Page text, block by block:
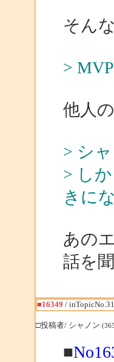
そん
>
他人
> シ
> し
きに
あの
話を
■16349 /
□投稿者/ シャノン
■